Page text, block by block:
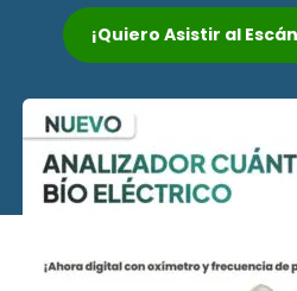
¡Quiero Asistir al